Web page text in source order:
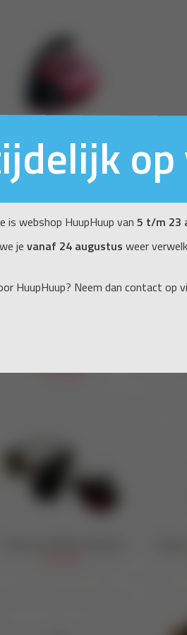
is webshop HuupHuup van 5 t/m 23
je vanaf 24 augustus weer
HuupHuup? Neem dan contact op